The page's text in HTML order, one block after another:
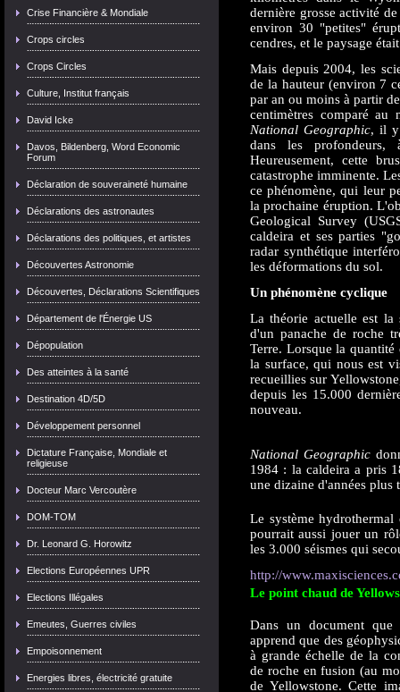
Crise Financière & Mondiale
Crops circles
Crops Circles
Culture, Institut français
David Icke
Davos, Bildenberg, Word Economic
Forum
Déclaration de souveraineté humaine
Déclarations des astronautes
Déclarations des politiques, et artistes
Découvertes Astronomie
Découvertes, Déclarations Scientifiques
Département de l'Énergie US
Dépopulation
Des atteintes à la santé
Destination 4D/5D
Développement personnel
Dictature Française, Mondiale et
religieuse
Docteur Marc Vercoutère
DOM-TOM
Dr. Leonard G. Horowitz
Elections Européennes UPR
Elections Illégales
Emeutes, Guerres civiles
Empoisonnement
Energies libres, électricité gratuite
dernière grosse activité
environ 30 "petites"
cendres, et le paysage
Mais depuis 2004, les
de la hauteur (environ 7
par an ou moins à partir
centimètres comparé
National Geographic, il y
dans les
Heureusement, cette
catastrophe imminente.
ce phénomène, qui leur
la prochaine éruption.
Geological Survey
caldeira et ses parties
radar synthétique
les déformations du sol.
Un phénomène cyclique
La théorie actuelle est
d'un panache de roche
Terre. Lorsque la
la surface, qui nous est
recueillies sur
depuis les 15.000
nouveau.
National Geographic
1984 : la caldeira a pris
une dizaine d'années plus
Le système
pourrait aussi jouer un
les 3.000 séismes qui
http://
Le point chaud de
Dans un document
apprend que des
à grande échelle de la
de roche en fusion (au
de Yellowstone. Cette